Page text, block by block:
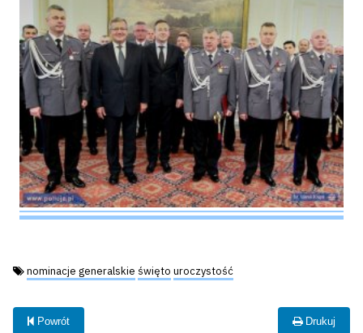
Tagi:
nominacje generalskie święto uroczystość
Powrót Drukuj